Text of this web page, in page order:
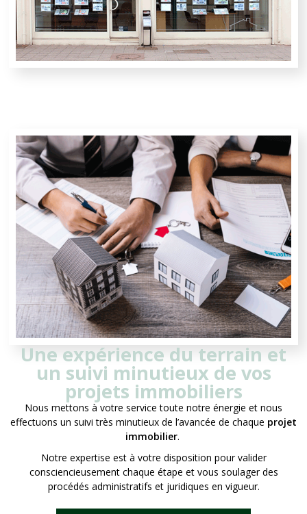
Une expérience du terrain et
un suivi minutieux de vos
projets immobiliers
Nous mettons à votre service toute notre énergie et nous
effectuons un suivi très minutieux de l’avancée de chaque projet
immobilier.
Notre expertise est à votre disposition pour valider
consciencieusement chaque étape et vous soulager des
procédés administratifs et juridiques en vigueur.